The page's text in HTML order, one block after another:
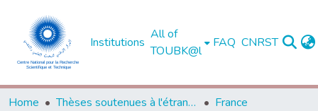
Institutions
All of
TOUBK@l
FAQ CNRST
Home Thèses soutenues à l'étranger
France